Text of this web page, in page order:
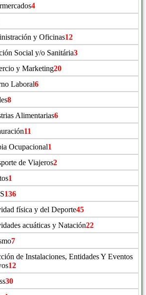
4
y Oficinas12
Social y/o Sanitária3
y Marketing20
Laboral6
8
Alimentarias6
11
Ocupacional1
de Viajeros2
1
136
física y del Deporte45
acuáticas y Natación22
7
de Instalaciones, Entidades Y Eventos
12
30